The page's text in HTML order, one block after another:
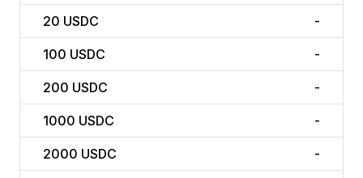
20 USDC -
100 USDC -
200 USDC -
1000 USDC -
2000 USDC -